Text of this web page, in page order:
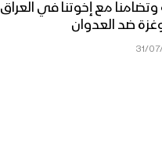
وتضامنا مع إخوتنا في العراق
وغزة ضد العدوان
31/